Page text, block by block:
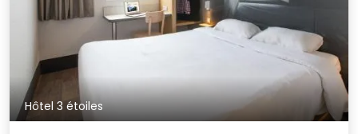
Hôtel 3 étoiles